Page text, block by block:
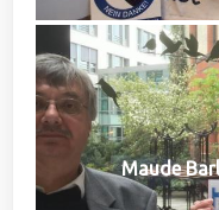
Maude